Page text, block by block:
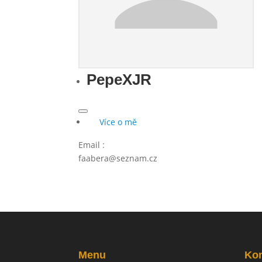
PepeXJR
Více o mě
Email :
faabera@seznam.cz
Menu